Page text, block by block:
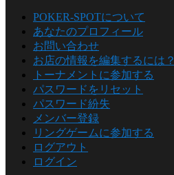
POKER-SPOTについて
あなたのプロフィール
お問い合わせ
お店の情報を編集するには？
トーナメントに参加する
パスワードをリセット
パスワード紛失
メンバー登録
リングゲームに参加する
ログアウト
ログイン